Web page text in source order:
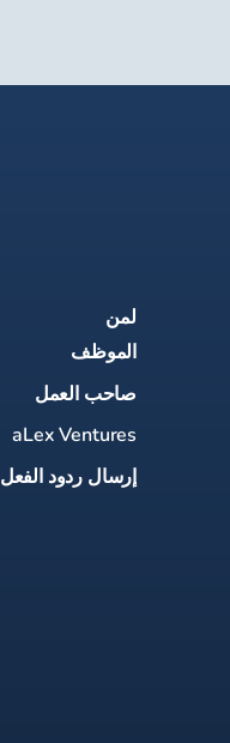
لمن
الموظف
صاحب العمل
aLex Ventures
إرسال ردود الفعل